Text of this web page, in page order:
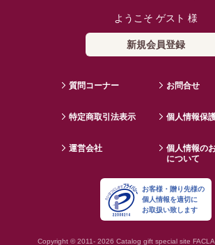
ようこそ ゲスト 様
新規会員登録
質問コーナー お問合せ
特定商取引法表示 個人情報保
運営会社
個人情報の
について
お客様・贈り先様の
個人情報を適切に
お取扱い致します
Copyright © 2011- 2026 Catalog gift special site FACLA